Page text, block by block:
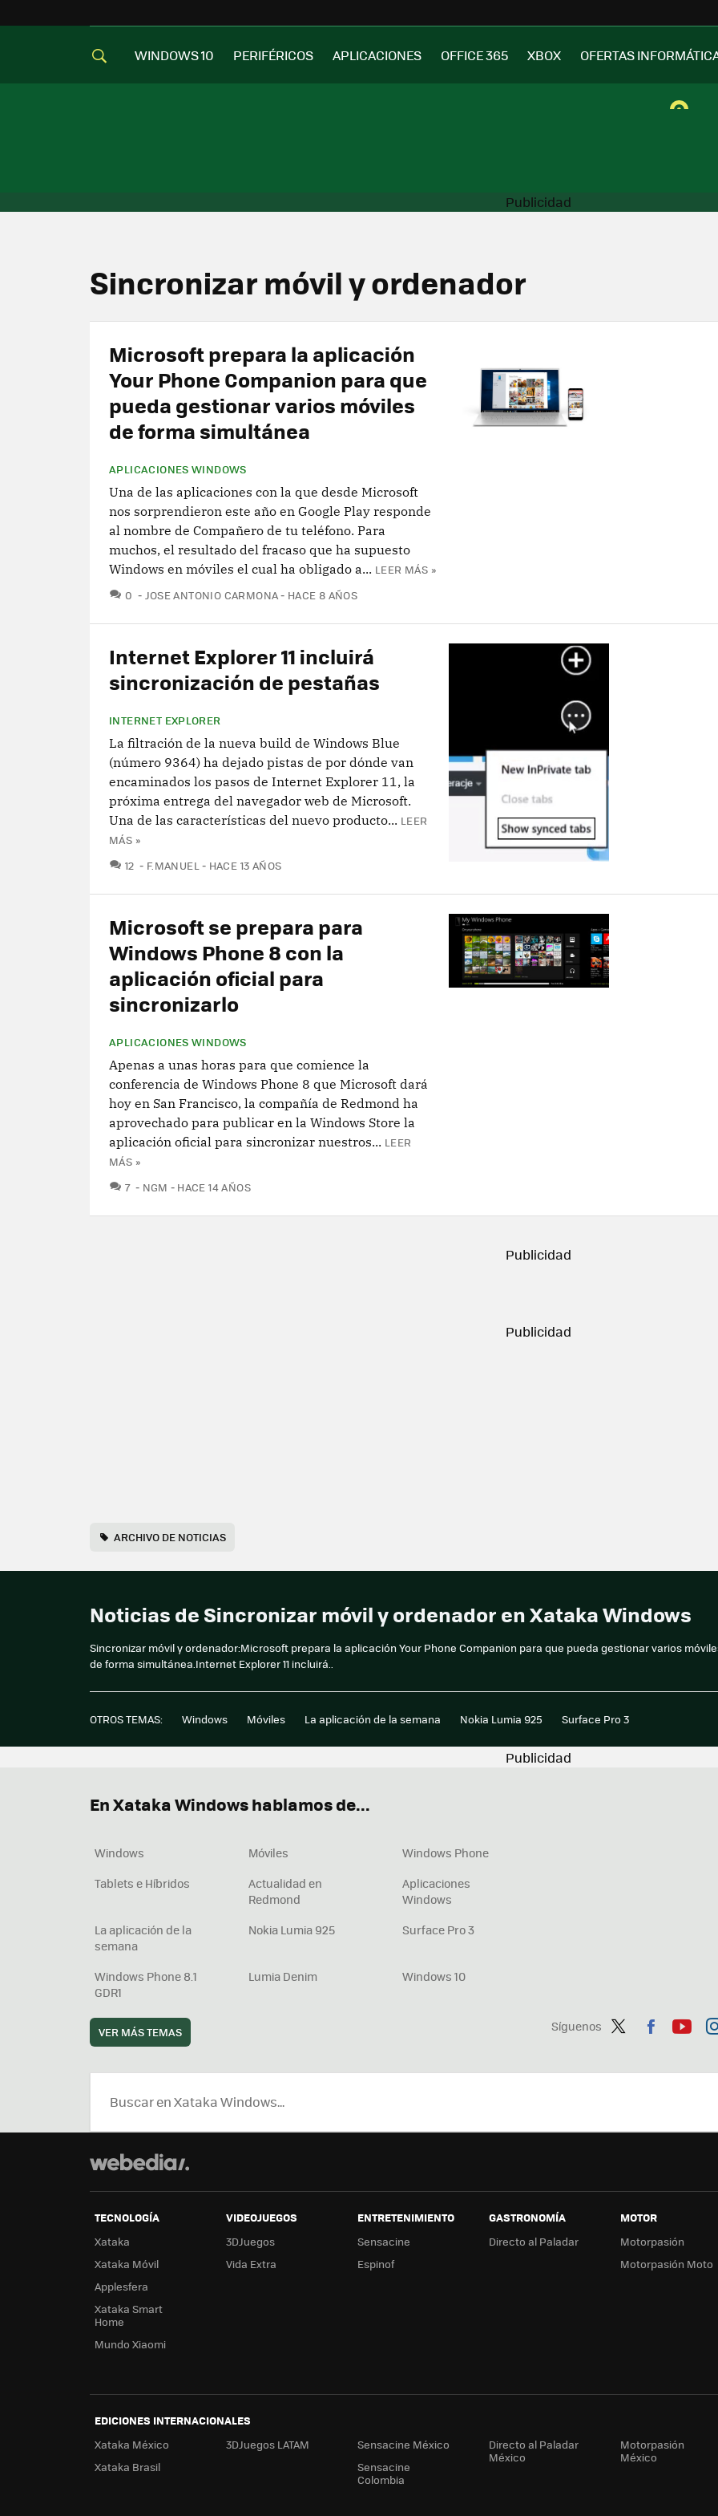
WINDOWS 10 PERIFÉRICOS APLICACIONES OFFICE 365 XBOX OFERTAS
Sincronizar móvil y ordenador
Microsoft prepara la aplicación
Your Phone Companion para que
pueda gestionar varios móviles
de forma simultánea
APLICACIONES WINDOWS
Una de las aplicaciones con la que desde Microsoft
nos sorprendieron este año en Google Play responde
al nombre de Compañero de tu teléfono. Para
muchos, el resultado del fracaso que ha supuesto
Windows en móviles el cual ha obligado a... LEER MÁS »
0 COMENTARIOS
JOSE ANTONIO CARMONA HACE 8 AÑOS
Internet Explorer 11 incluirá
sincronización de pestañas
INTERNET EXPLORER
La filtración de la nueva build de Windows Blue
(número 9364) ha dejado pistas de por dónde van
encaminados los pasos de Internet Explorer 11, la
próxima entrega del navegador web de Microsoft.
Una de las características del nuevo producto... LEER
MÁS »
12 COMENTARIOS
F.MANUEL HACE 13 AÑOS
Microsoft se prepara para
Windows Phone 8 con la
aplicación oficial para
sincronizarlo
APLICACIONES WINDOWS
Apenas a unas horas para que comience la
conferencia de Windows Phone 8 que Microsoft dará
hoy en San Francisco, la compañía de Redmond ha
aprovechado para publicar en la Windows Store la
aplicación oficial para sincronizar nuestros... LEER
MÁS »
7 COMENTARIOS
NGM HACE 14 AÑOS
ARCHIVO DE NOTICIAS
Noticias de Sincronizar móvil y ordenador en Xataka Windows
Sincronizar móvil y ordenador:Microsoft prepara la aplicación Your Phone Companion para que pueda gestionar varios
de forma simultánea.Internet Explorer 11 incluirá..
OTROS TEMAS: Windows Móviles La aplicación de la semana Nokia Lumia 925 Surface Pro 3
Síguenos
ter
ebo tub
En Xataka Windows hablamos de...
Windows Móviles
Windows Phone
Tablets e Híbridos
Actualidad en
Redmond
Aplicaciones
Windows
La aplicación de la
semana
Nokia Lumia 925 Surface Pro 3
Windows Phone 8.1
GDR1
Lumia Denim Windows 10
VER MÁS TEMAS
TECNOLOGÍA
Xataka
Xataka Móvil
Applesfera
Xataka Smart
Home
Mundo Xiaomi
VIDEOJUEGOS
3DJuegos
Vida Extra
ENTRETENIMIENTO
Sensacine
Espinof
GASTRONOMÍA
Directo al Paladar
MOTOR
Motorpasión
Motorpasión Moto
EDICIONES INTERNACIONALES
Xataka México
Xataka Brasil
3DJuegos LATAM
Sensacine México
Sensacine
Colombia
Directo al Paladar
México
Motorpasión
México